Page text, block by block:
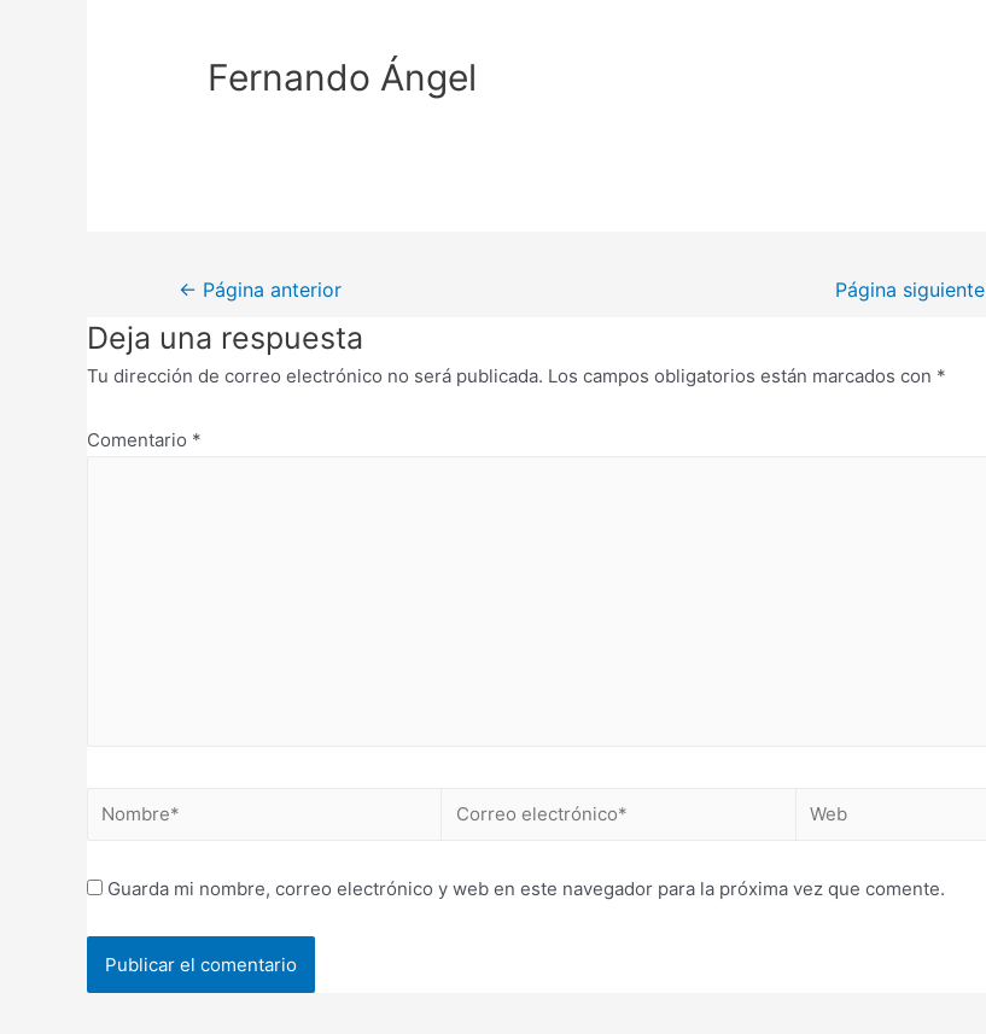
Fernando Ángel
Navegación
entradas
← Página anterior Página siguiente
Deja una respuesta
Tu dirección de correo electrónico no será publicada. Los campos obligatorios están marcados con *
Comentario *
Nombre*
Correo
Web
Guarda mi nombre, correo electrónico y web en este navegador para la próxima vez que comente.